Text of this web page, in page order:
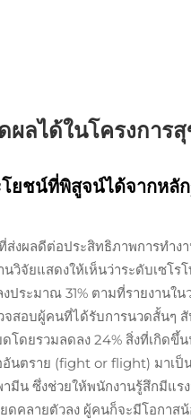
ผลได้ในโครงการ
ยชน์ที่พิสูจน์ได้จากหลั
งผลดีต่อประสิทธิภาพการทำง
วิจัยแสดงให้เห็นว่าระดับเซโร
ระมาณ 31% ตามที่รายงานใน
สอบผู้คนที่ได้รับการนวดสั้นๆ
โดยรวมลดลง 24% สิ่งที่เกิดขึ้
นตราย (fight or flight) มาเป็
มีน ซึ่งช่วยให้พนักงานรู้สึกมีแร
ดคลายตัวลง ผู้คนก็จะมีโอกาส